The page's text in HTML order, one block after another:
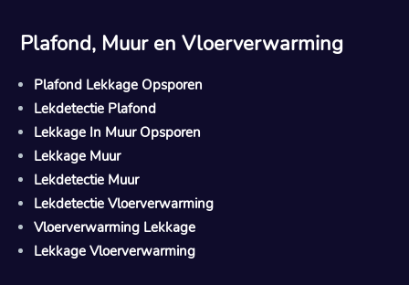
Plafond, Muur en Vloerverwarming
Plafond Lekkage Opsporen
Lekdetectie Plafond
Lekkage In Muur Opsporen
Lekkage Muur
Lekdetectie Muur
Lekdetectie Vloerverwarming
Vloerverwarming Lekkage
Lekkage Vloerverwarming